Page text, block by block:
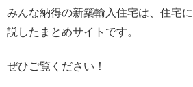
みんな納得の新築輸入住宅は、住宅
説したまとめサイトです。
ぜひご覧ください！